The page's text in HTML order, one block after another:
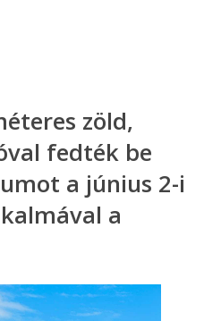
zöld,
fedték be
a június 2-i
a